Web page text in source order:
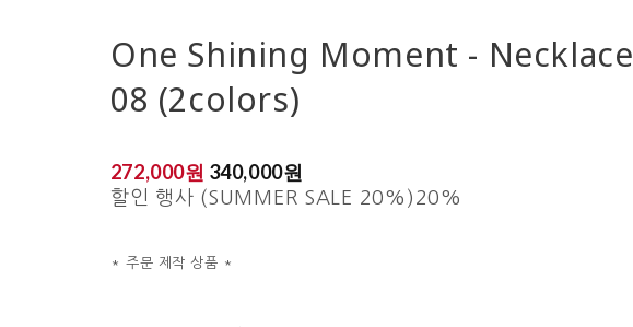
One Shining Moment - Necklace
08 (2colors)
272,000원 340,000원
할인 행사 (SUMMER SALE 20%) 20%
* 주문 제작 상품 *